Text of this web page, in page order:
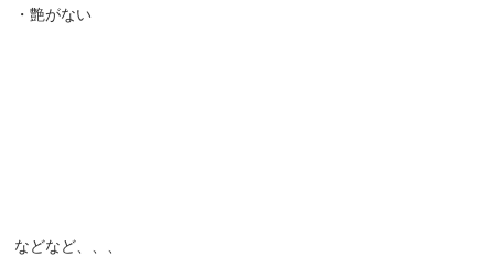
・艶がない
などなど、、、